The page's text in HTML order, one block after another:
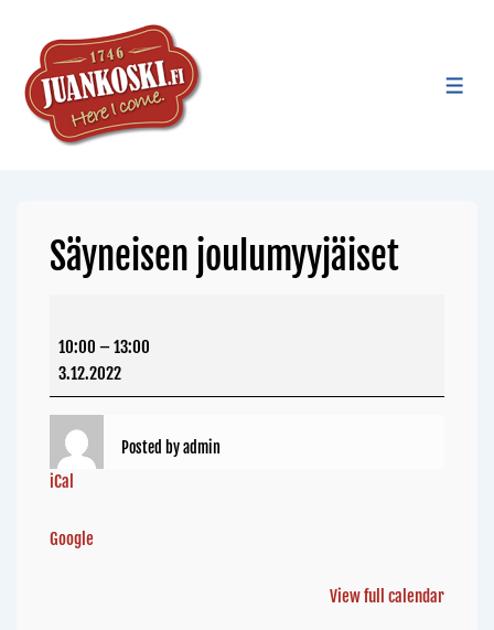
Säyneisen joulumyyjäiset
10:00 –13:00
3.12.2022
Posted byadmin
iCal
Google
View full calendar